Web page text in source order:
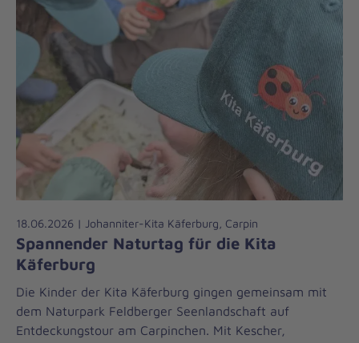
18.06.2026 | Johanniter-Kita Käferburg, Carpin
Spannender Naturtag für die Kita
Käferburg
Die Kinder der Kita Käferburg gingen gemeinsam mit
dem Naturpark Feldberger Seenlandschaft auf
Entdeckungstour am Carpinchen. Mit Kescher,